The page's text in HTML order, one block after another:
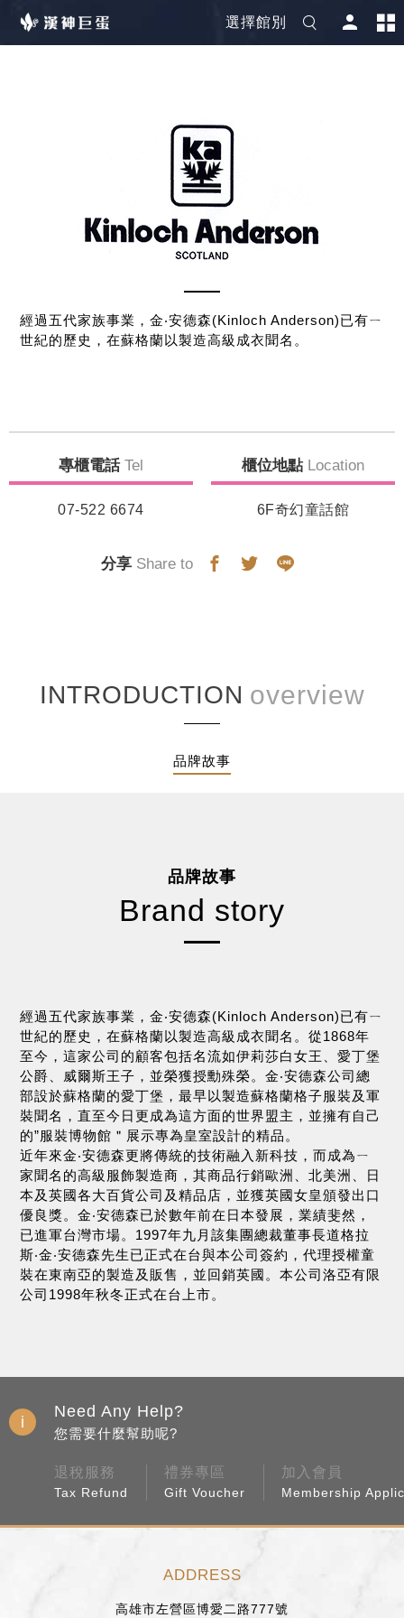
選擇館別
經過五代家族事業，​金‧安德森(Kinloch Anderson)已有ㄧ
世紀的歷史，在蘇格蘭以製造高級成衣聞名。
專櫃電話 Tel
07-522 6674
櫃位地點 Location
6F奇幻童話館
分享 Share to
INTRODUCTION
品牌故事
品牌故事
Brand story
經過五代家族事業，​金‧安德森(Kinloch Anderson)已有ㄧ
世紀的歷史，在蘇格蘭以製造高級成衣聞名。從1868年
至今，這家公司的顧客包括名流如伊莉莎白女王、愛丁堡
公爵、威爾斯王子，並榮獲授勳殊榮。金‧安德森公司總
部設於蘇格蘭的愛丁堡，最早以製造蘇格蘭格子服裝及軍
裝聞名，直至今日更成為這方面的世界盟主，並擁有自己
的”服裝博物館＂展示專為皇室設計的精品。
近年來金‧安德森更將傳統的技術融入新科技，而成為ㄧ
家聞名的高級服飾製造商，其商品行銷歐洲、北美洲、日
本及英國各大百貨公司及精品店，並獲英國女皇頒發出口
優良獎。金‧安德森已於數年前在日本發展，業績斐然，
已進軍台灣市場。1997年九月該集團總裁董事長道格拉
斯‧金‧安德森先生已正式在台與本公司簽約，代理授權童
裝在東南亞的製造及販售，並回銷英國。本公司洛亞有限
公司1998年秋冬正式在台上市。
Need Any Help?
您需要什麼幫助呢?
退稅服務
Tax Refund
禮券專區
Gift Voucher
加入會員
Membership
ADDRESS
高雄市左營區博愛二路777號